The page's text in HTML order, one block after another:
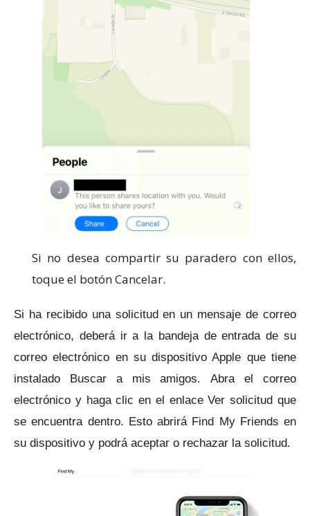
Si no desea compartir su paradero con ellos,
toque el botón Cancelar.
Si ha recibido una solicitud en un mensaje de correo
electrónico, deberá ir a la bandeja de entrada de su
correo electrónico en su dispositivo Apple que tiene
instalado Buscar a mis amigos.Abra el correo
electrónico y haga clic en el enlace Ver solicitud que
se encuentra dentro. Esto abrirá Find My Friends en
su dispositivo y podrá aceptar o rechazar la solicitud.